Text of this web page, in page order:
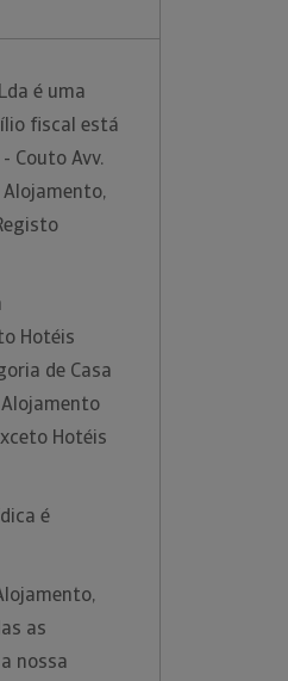
é uma
fiscal está
Couto Avv.
Alojamento,
Hotéis
de Casa
Alojamento
Hotéis
é
as
nossa